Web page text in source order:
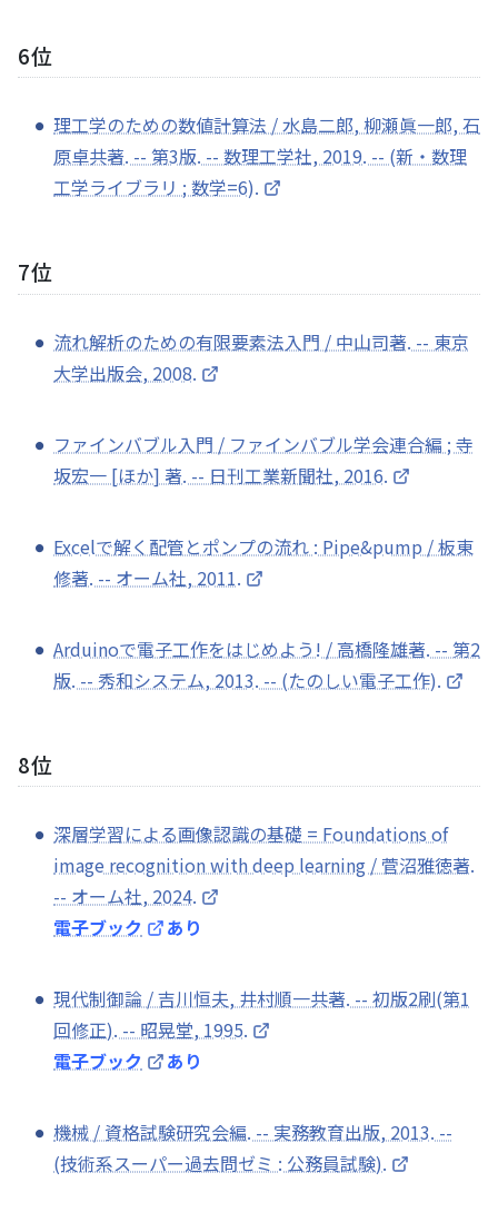
6位
理工学のための数値計算法 / 水島二郎, 柳瀬眞一郎, 石
原卓共著. -- 第3版. -- 数理工学社, 2019. -- (新・数理
工学ライブラリ ; 数学=6).
7位
流れ解析のための有限要素法入門 / 中山司著. -- 東京
大学出版会, 2008.
ファインバブル入門 / ファインバブル学会連合編 ; 寺
坂宏一 [ほか] 著. -- 日刊工業新聞社, 2016.
Excelで解く配管とポンプの流れ : Pipe&pump / 板東
修著. -- オーム社, 2011.
Arduinoで電子工作をはじめよう! / 高橋隆雄著. -- 第2
版. -- 秀和システム, 2013. -- (たのしい電子工作).
8位
深層学習による画像認識の基礎 = Foundations of
image recognition with deep learning / 菅沼雅徳著.
-- オーム社, 2024.
電子ブック
あり
現代制御論 / 吉川恒夫, 井村順一共著. -- 初版2刷(第1
回修正). -- 昭晃堂, 1995.
電子ブック
あり
機械 / 資格試験研究会編. -- 実務教育出版, 2013. --
(技術系スーパー過去問ゼミ : 公務員試験).